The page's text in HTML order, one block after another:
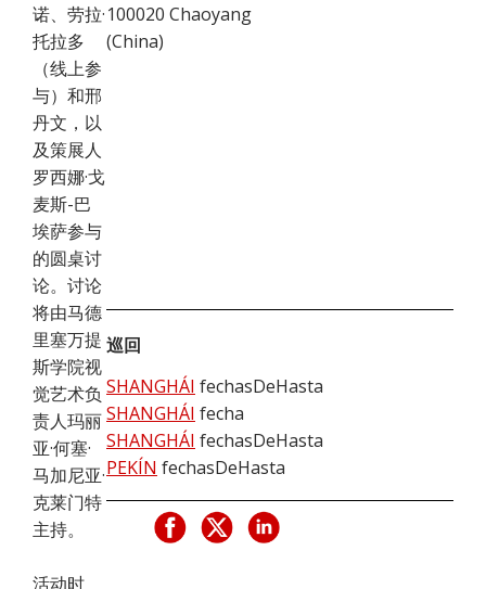
诺、劳拉·
托拉多
（线上参
与）和邢
丹文，以
及策展人
罗西娜·戈
麦斯-巴
埃萨参与
的圆桌讨
论。讨论
将由马德
里塞万提
斯学院视
觉艺术负
责人玛丽
亚·何塞·
马加尼亚·
克莱门特
主持。
活动时
100020 Chaoyang
(China)
巡回
SHANGHÁI fechasDeHasta
SHANGHÁI fecha
SHANGHÁI fechasDeHasta
PEKÍN fechasDeHasta